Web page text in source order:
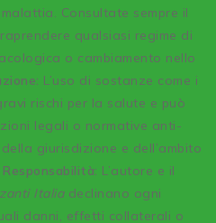
Consultate sempre il
qualsiasi regime di
o cambiamento nello
L’uso di sostanze come i
rischi per la salute e può
legali o normative anti-
giurisdizione e dell’ambito
L’autore e il
Italiadeclinano ogni
danni, effetti collaterali o